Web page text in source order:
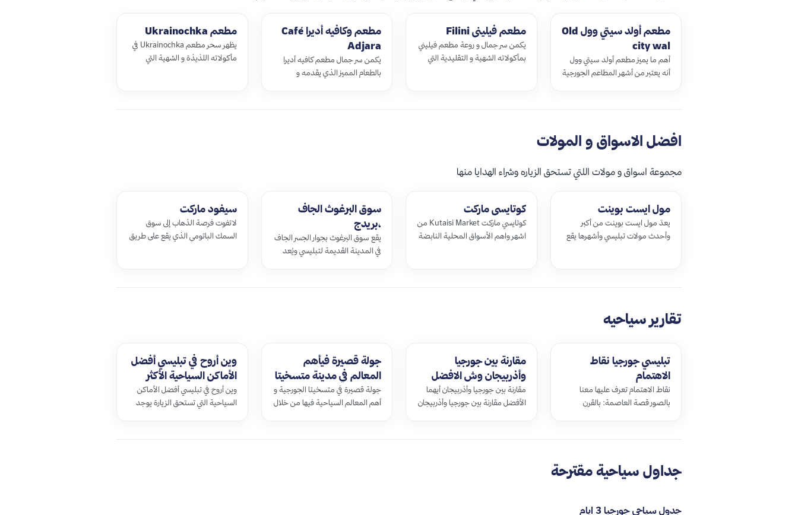
مطعم أولد سيتي وول Old
city wal
أهم ما يميز مطعم أولد سيتي وول
أنه يعتبر من أشهر المطاعم الجورجية
مطعم فيليني Filini
يكمن سر جمال و روعة مطعم فيليني
بمأكولاته الشهية و التقليدية التي
مطعم وكافيه أديرا Café
Adjara
يكمن سر جمال مطعم كافيه أديرا
بالطعام المميز الذي يقدمه و
مطعم Ukrainochka
يظهر سحر مطعم Ukrainochka في
مأكولاته اللذيذة و الشهية التي
افضل الاسواق و المولات
مجموعة اسواق و مولات اللتي تستحق الزياره وشراء الهدايا منها
مول ايست بوينت
يعدّ مول ايست بوينت من أكبر
وأحدث مولات تبليسي وأشهرها يقع
كوتايسي ماركت
كوتايسي ماركت Kutaisi Market من
اشهر واهم الأسواق المحلية النابضة
سوق البرغوث الجاف
،بريدج
يقع سوق البرغوث بجوار الجسر الجاف
في المدينة القديمة لتبليسي ويُعد
سيفود ماركت
لاتفوت فرصة الذهاب إلى سوق
السمك الباتومي الذي يقع على طريق
تقارير سياحيه
تبليسي جورجيا نقاط
الاهتمام
نقاط الاهتمام تعرف عليها معنا
بالصور قصة العاصمة: بالقرن
مقارنة بين جورجيا
وأذربيجان وش الافضل
سياحياً ؟!
مقارنة بين جورجيا وأذربيجان أيهما
الأفضل مقارنة بين جورجيا وأذربيجان
جولة قصيرة فيأهم
المعالم في مدينة متسخيتا
جولة قصيرة في متسخيتا الجورجية و
أهم المعالم السياحية فيها من خلال
وين أروح في تبليسي أفضل
الأماكن السياحية الأكثر
زيارة
وين أروح في تبليسي أفضل الأماكن
السياحية التي تستحق الزيارة يوجد
جداول سياحية مقترحة
جدول سياحي جورجيا 3 ايام